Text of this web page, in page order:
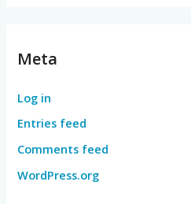
Meta
Log in
Entries feed
Comments feed
WordPress.org